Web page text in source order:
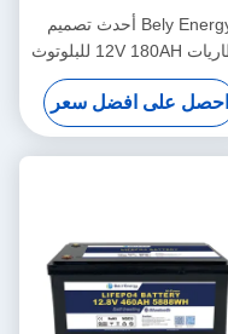
Bely Energy أحدث تصميم
لبطاريات 12V 180AH للبلوتوث
لمحطة قاعدة تخزين الطاقة
UPS RV
احصل على افضل سعر